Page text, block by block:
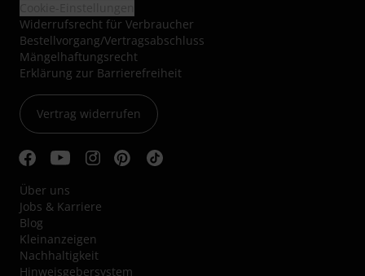
Widerrufsrecht für Verbraucher
Bestellvorgang/Vertragsabschluss
Mängelhaftungsrecht
Erklärung zur Barrierefreiheit
Vertrag widerrufen
Über uns
Jobs & Karriere
Blog
Kleinanzeigen
Nachhaltigkeit
Hinweisgebersystem